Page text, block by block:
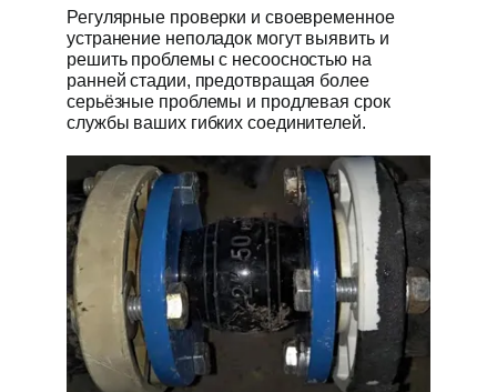
Регулярные проверки и своевременное
устранение неполадок могут выявить и
решить проблемы с несоосностью на
ранней стадии, предотвращая более
серьёзные проблемы и продлевая срок
службы ваших гибких соединителей.